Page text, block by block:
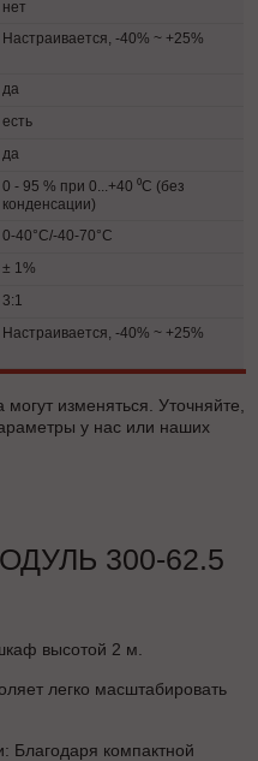
нет
Настраивается, -40% ~ +25%
да
есть
да
0 - 95 % при 0...+40 ⁰С (без
конденсации)
0-40°C/-40-70°C
± 1%
3:1
Настраивается, -40% ~ +25%
изменяться. Уточняйте,
у нас или наших
300-62.5
высотой 2 м.
легко масштабировать
Благодаря компактной